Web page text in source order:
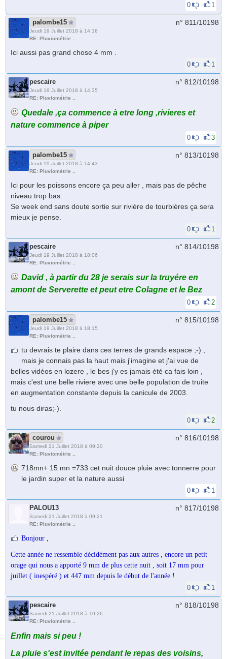
0 1
palombe15
Jeudi 19 Juillet 2018 à 14:16
RE: Pluviométrie ..
n° 811/10198
Ici aussi pas grand chose 4 mm .
0 1
pescaire
Jeudi 19 Juillet 2018 à 14:35
RE: Pluviométrie ..
n° 812/10198
Quedale ,ça commence à etre long ,rivieres et
nature commence à piper
0 3
palombe15
Jeudi 19 Juillet 2018 à 14:43
RE: Pluviométrie ..
n° 813/10198
Ici pour les poissons encore ça peu aller , mais pas de pêche
niveau trop bas.
Se week end sans doute sortie sur rivière de tourbières ça sera
mieux je pense.
0 1
pescaire
Jeudi 19 Juillet 2018 à 18:06
RE: Pluviométrie ..
n° 814/10198
David , à partir du 28 je serais sur la truyére en
amont de Serverette et peut etre Colagne et le Bez
0 2
palombe15
Jeudi 19 Juillet 2018 à 18:15
RE: Pluviométrie ..
n° 815/10198
tu devrais te plaire dans ces terres de grands espace ;-) ,
mais je connais pas la haut mais j'imagine et j'ai vue de
belles vidéos en lozere , le bes j'y es jamais été ca fais loin ,
mais c'est une belle riviere avec une belle population de truite
en augmentation constante depuis la canicule de 2003.
tu nous diras;-).
0 2
courou
Samedi 21 Juillet 2018 à 09:20
RE: Pluviométrie ..
n° 816/10198
718mn+ 15 mn =733 cet nuit douce pluie avec tonnerre pour
le jardin super et la nature aussi
0 1
PALOU13
Samedi 21 Juillet 2018 à 09:21
RE: Pluviométrie ..
n° 817/10198
Bonjour ,
Cette année ne ressemble décidément pas aux autres , encore un petit
orage qui nous a apporté 9 mm de plus cette nuit , soit 17 mm pour
juillet ( inespéré ) et 447 mm depuis le début de l'année !
0
1
pescaire
Samedi 21 Juillet 2018 à 10:26
RE: Pluviométrie ..
n° 818/10198
Enfin mais si peu !
La pluie s'est invitée pendant le repas des voisins,